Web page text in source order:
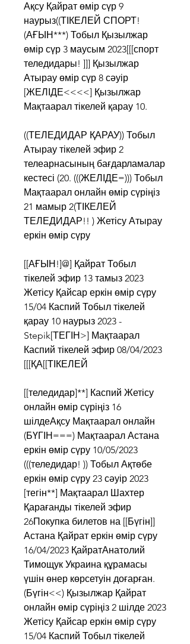
Ақсу Қайрат өмір сүр 9
наурыз((ТІКЕЛЕЙ СПОРТ!
(АҒЫН***) Тобыл Қызылжар
өмір сүр 3 маусым 2023[[[спорт
теледидары! ]]] Қызылжар
Атырау өмір сүр 8 сәуір
[ЖЕЛІДЕ<<<<] Қызылжар
Мақтаарал тікелей қарау 10.
((ТЕЛЕДИДАР ҚАРАУ)) Тобыл
Атырау тікелей эфир 2
телеарнасының бағдарламалар
кестесі (20. (((ЖЕЛІДЕ=))) Тобыл
Мақтаарал онлайн өмір сүріңіз
21 мамыр 2(ТІКЕЛЕЙ
ТЕЛЕДИДАР!! ) Жетісу Атырау
еркін өмір сүру
[[АҒЫН!]@] Қайрат Тобыл
тікелей эфир 13 тамыз 2023
Жетісу Қайсар еркін өмір сүру
15/04 Каспий Тобыл тікелей
қарау 10 наурыз 2023 -
Stepik[ТЕГІН>] Мақтаарал
Каспий тікелей эфир 08/04/2023
[[[ҚА[[ТІКЕЛЕЙ
[[теледидар]**] Каспий Жетісу
онлайн өмір сүріңіз 16
шілдеАқсу Мақтаарал онлайн
(БҮГІН===) Мақтаарал Астана
еркін өмір сүру 10/05/2023
(((теледидар! )) Тобыл Ақтөбе
еркін өмір сүру 23 сәуір 2023
[тегін**] Мақтаарал Шахтер
Қарағанды тікелей эфир
26Покупка билетов на [[Бүгін]]
Астана Қайрат еркін өмір сүру
16/04/2023 ҚайратАнатолий
Тимощук Украина құрамасы
үшін өнер көрсетуін доғарған.
(Бүгін<<) Қызылжар Қайрат
онлайн өмір сүріңіз 2 шілде 2023
Жетісу Қайсар еркін өмір сүру
15/04 Каспий Тобыл тікелей